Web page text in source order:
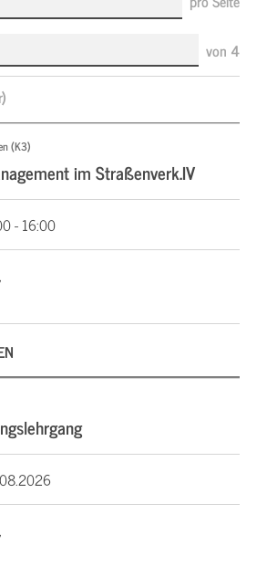
von 4
(K3)
im Straßenverk.IV
- 16:00